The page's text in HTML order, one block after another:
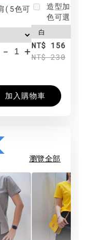
(5色可
- +
造型加分
色可選)
NT$ 156
NT$ 230
加入購物車
瀏覽全部